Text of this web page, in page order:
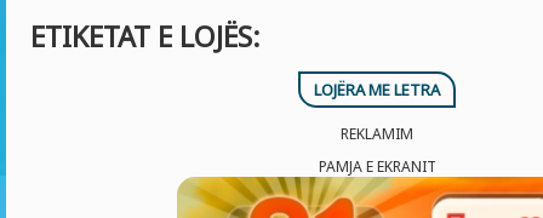
ETIKETAT E LOJËS:
LOJËRA ME LETRA
REKLAMIM
PAMJA E EKRANIT